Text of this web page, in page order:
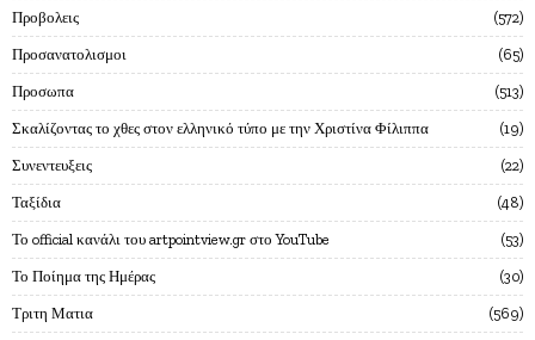
Προβολεις 572
Προσανατολισμοι 65
Προσωπα 513
Σκαλίζοντας το χθες στον ελληνικό τύπο με την Χριστίνα Φίλιππα 19
Συνεντευξεις 22
Ταξίδια 48
Το official κανάλι του artpointview.gr στο YouTube 53
Το Ποίημα της Ημέρας 30
Τριτη Ματια 569